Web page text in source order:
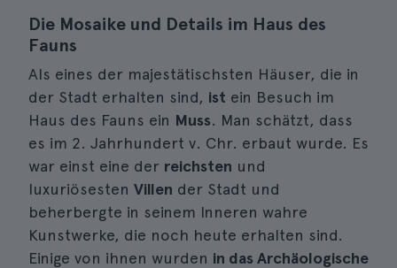
Die Mosaike und Details im Haus des
Fauns
Als eines der majestätischsten Häuser, die in
der Stadt erhalten sind, ist ein Besuch im
Haus des Fauns ein Muss. Man schätzt, dass
es im 2. Jahrhundert v. Chr. erbaut wurde. Es
war einst eine der reichsten und
luxuriösesten Villen der Stadt und
beherbergte in seinem Inneren wahre
Kunstwerke, die noch heute erhalten sind.
Einige von ihnen wurden in das Archäologische